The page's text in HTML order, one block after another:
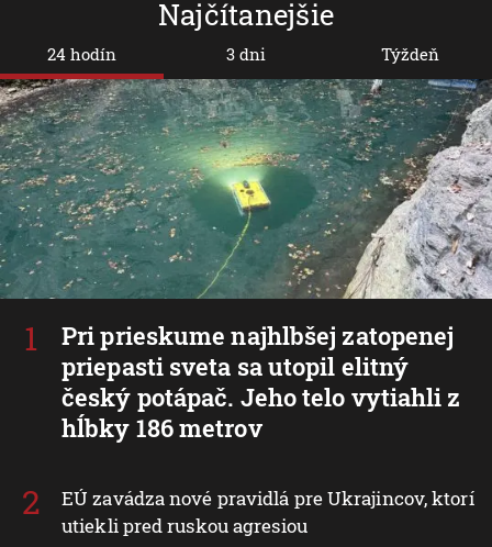
Najčítanejšie
24 hodín
Pri prieskume najhlbšej zatopenej
priepasti sveta sa utopil elitný
český potápač. Jeho telo vytiahli z
hĺbky 186 metrov
EÚ zavádza nové pravidlá pre Ukrajincov, ktorí
utiekli pred ruskou agresiou
3 dni Týždeň